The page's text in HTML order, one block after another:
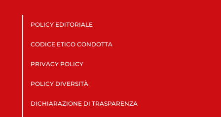
POLICY EDITORIALE
CODICE ETICO CONDOTTA
PRIVACY POLICY
POLICY DIVERSITÀ
DICHIARAZIONE DI TRASPARENZA